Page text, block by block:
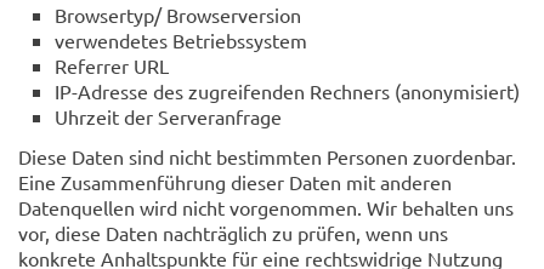
Browsertyp/ Browserversion
verwendetes Betriebssystem
Referrer URL
IP-Adresse des zugreifenden Rechners (anonymisiert)
Uhrzeit der Serveranfrage
Diese Daten sind nicht bestimmten Personen zuordenbar.
Eine Zusammenführung dieser Daten mit anderen
Datenquellen wird nicht vorgenommen. Wir behalten uns
vor, diese Daten nachträglich zu prüfen, wenn uns
konkrete Anhaltspunkte für eine rechtswidrige Nutzung